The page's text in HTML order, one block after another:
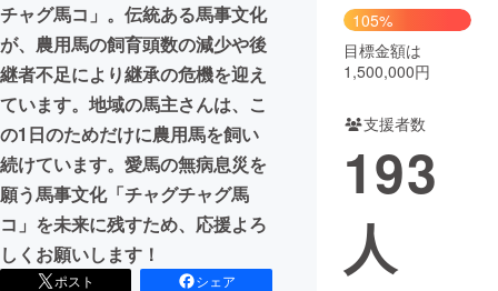
CAMPFIRE for Social Good
CAMPFIRE Creation
CAMPFIREふるさと納税machi-ya コミュニティ
チャグ馬コ」。伝統ある馬事文化
が、農用馬の飼育頭数の減少や後
継者不足により継承の危機を迎え
ています。地域の馬主さんは、こ
の1日のためだけに農用馬を飼い
続けています。愛馬の無病息災を
願う馬事文化「チャグチャグ馬
コ」を未来に残すため、応援よろ
しくお願いします！
ポスト
シェア
105%
目標金額は
1,500,000円
支援者数
193
人